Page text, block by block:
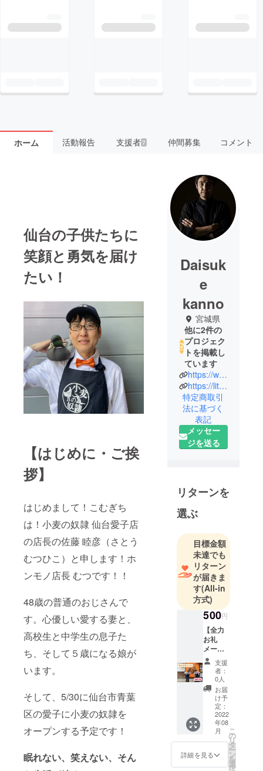
ホーム 活動報告 支援者7 仲間募集 コメント
仙台の子供たちに
笑顔と勇気を届け
たい！
【はじめに・ご挨
拶】
はじめまして！こむぎち
は！小麦の奴隷 仙台愛子店
の店長の佐藤 睦彦（さとう
むつひこ）と申します！ホ
ンモノ店長 むつです！！
48歳の普通のおじさんで
す。心優しい愛する妻と、
高校生と中学生の息子た
ち、そして５歳になる娘が
います。
そして、5/30に仙台市青葉
区の愛子に小麦の奴隷を
オープンする予定です！
眠れない、笑えない、そん
Daisuk
e
kanno
宮城県
他に2件の
プロジェク
トを掲載し
ています
https://www.everyone-sendai.jp/
https://lit.link/minnano
特定商取引
法に基づく
表記
メッセー
ジを送る
リターンを
選ぶ
目標金額
未達でも
リターン
が届きま
す(All-in
方式)
500円
【全力
お礼
メー
ル】 ホ
ンモノ
店長む
つ、エ
ンタメ
店長だ
いこう
より、
命をか
けた全
力お礼
メール
支援
者：
0人
お届
け予
定：
2022
年08
月
詳細を見る
こ
の
リ
タ
ー
ン
を
選
択